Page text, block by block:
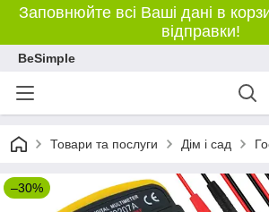
Заповнюйте всі Ваші дані в
відправки!
BeSimple
Товари та послуги Дім і сад
–30%